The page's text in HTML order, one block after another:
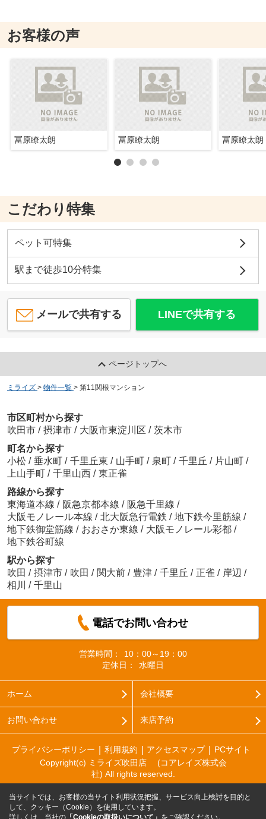
お客様の声
冨原瞭太朗 冨原瞭太朗 冨原瞭太朗
こだわり特集
ペット可特集
駅まで徒歩10分特集
メールで共有する LINEで共有する
ページトップへ
ミライズ > 物件一覧 > 第11関根マンション
市区町村から探す
吹田市 / 摂津市 / 大阪市東淀川区 / 茨木市
町名から探す
小松 / 垂水町 / 千里丘東 / 山手町 / 泉町 / 千里丘 / 片山町 /
上山手町 / 千里山西 / 東正雀
路線から探す
東海道本線 / 阪急京都本線 / 阪急千里線 /
大阪モノレール本線 / 北大阪急行電鉄 / 地下鉄今里筋線 /
地下鉄御堂筋線 / おおさか東線 / 大阪モノレール彩都 /
地下鉄谷町線
駅から探す
吹田 / 摂津市 / 吹田 / 関大前 / 豊津 / 千里丘 / 正雀 / 岸辺 /
相川 / 千里山
電話でお問い合わせ
営業時間：
10：00～19：00
定休日：
水曜日
ホーム 会社概要
お問い合わせ 来店予約
プライバシーポリシー 利用規約 アクセスマップ
PCサイト
Copyright(c) ミライズ吹田店 (コアレイズ株式会
社) All rights reserved.
当サイトでは、お客様の当サイト利用状況把握、サービス向上検討を目的と
して、クッキー（Cookie）を使用しています。
詳しくは、当社の 「Cookieの取扱いについて」 をご確認ください。